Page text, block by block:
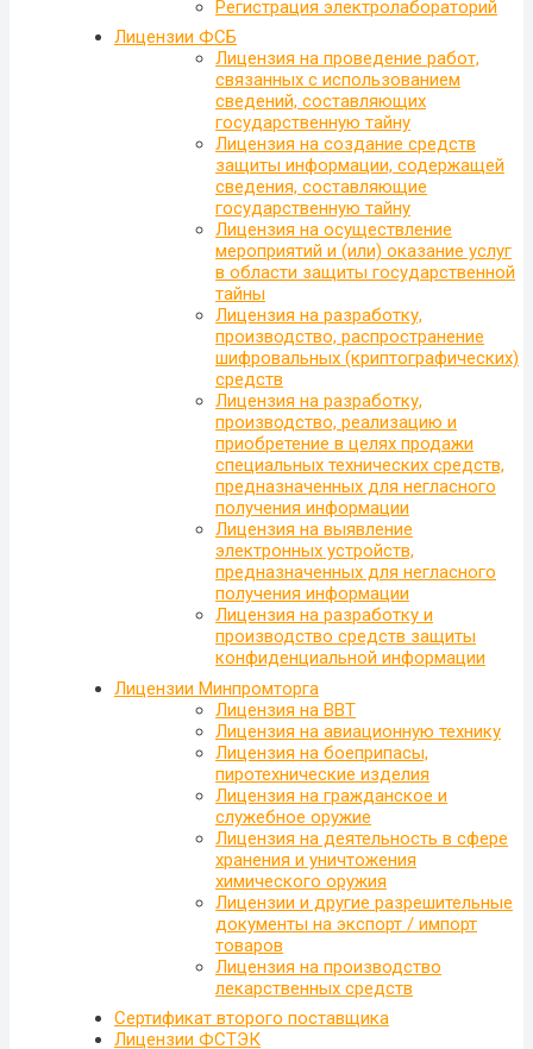
Регистрация электролабораторий
Лицензии ФСБ
Лицензия на проведение работ,
связанных с использованием
сведений, составляющих
государственную тайну
Лицензия на создание средств
защиты информации, содержащей
сведения, составляющие
государственную тайну
Лицензия на осуществление
мероприятий и (или) оказание услуг
в области защиты государственной
тайны
Лицензия на разработку,
производство, распространение
шифровальных (криптографических)
средств
Лицензия на разработку,
производство, реализацию и
приобретение в целях продажи
специальных технических средств,
предназначенных для негласного
получения информации
Лицензия на выявление
электронных устройств,
предназначенных для негласного
получения информации
Лицензия на разработку и
производство средств защиты
конфиденциальной информации
Лицензии Минпромторга
Лицензия на ВВТ
Лицензия на авиационную технику
Лицензия на боеприпасы,
пиротехнические изделия
Лицензия на гражданское и
служебное оружие
Лицензия на деятельность в сфере
хранения и уничтожения
химического оружия
Лицензии и другие разрешительные
документы на экспорт / импорт
товаров
Лицензия на производство
лекарственных средств
Сертификат второго поставщика
Лицензии ФСТЭК